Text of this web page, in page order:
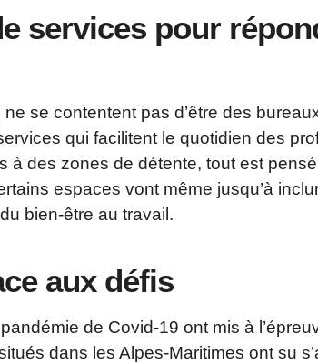
services pour
se contentent pas d’être des
qui facilitent le quotidien des
à des zones de détente, tout est
espaces vont même jusqu’à
bien-être au travail.
aux défis
de Covid-19 ont mis à
dans les Alpes-Maritimes ont su